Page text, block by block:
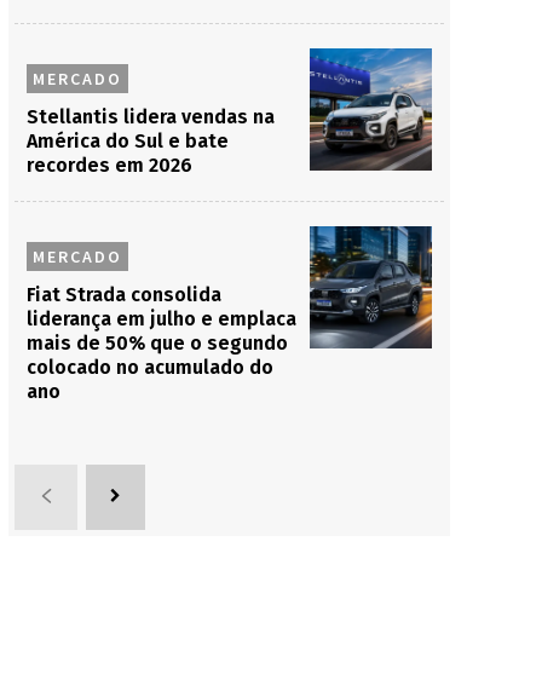
MERCADO
Stellantis lidera vendas na
América do Sul e bate
recordes em 2026
MERCADO
Fiat Strada consolida
liderança em julho e emplaca
mais de 50% que o segundo
colocado no acumulado do
ano